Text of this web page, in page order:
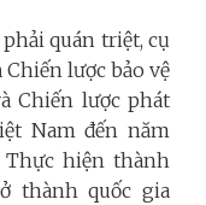
quán triệt, cụ
lược bảo vệ
Chiến lược phát
Nam đến năm
Thực hiện thành
thành quốc gia